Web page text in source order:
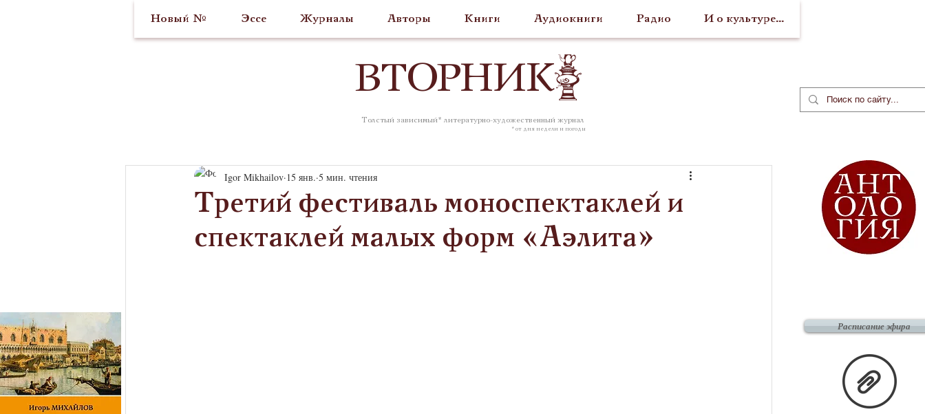
Новый № Эссе Журналы Авторы Книги Аудиокниги Радио И о культуре...
ВТОРНИК
Толстый зависимый* литературно-художественный журнал
* от дня недели и погоды
Третий фестиваль моноспектаклей и
спектаклей малых форм «Аэлита»
Igor Mikhailov 15 янв. 5 мин. чтения
Расписание эфира